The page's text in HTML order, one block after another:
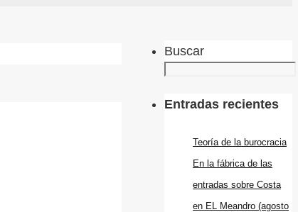
Buscar
Entradas recientes
Teoría de la burocracia
En la fábrica de las
entradas sobre Costa
en EL Meandro (agosto